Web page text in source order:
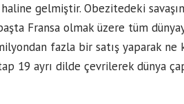
gelmiştir. Obezitedeki
Fransa olmak üzere tüm
fazla bir satış yaparak
19 ayrı dilde çevrilerek dünya